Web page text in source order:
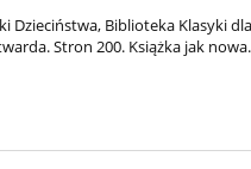
Dzieciństwa, Biblioteka Klasyki
Stron 200. Książka jak nowa.